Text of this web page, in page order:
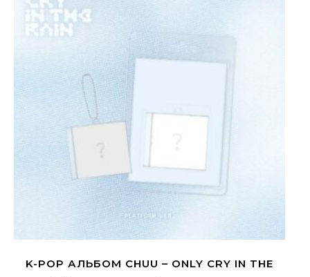
K-POP АЛЬБОМ CHUU – ONLY CRY IN THE